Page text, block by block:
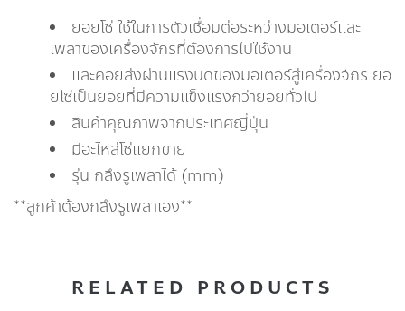
ยอยโซ่ ใช้ในการตัวเชื่อมต่อระหว่างมอเตอร์และ
เพลาของเครื่องจักรที่ต้องการไปใช้งาน
และคอยส่งผ่านแรงบิดของมอเตอร์สู่เครื่องจักร ยอ
ยโซ่เป็นยอยที่มีความแข็งแรงกว่ายอยทั่วไป
สินค้าคุณภาพจากประเทศญี่ปุ่น
มีอะไหล่โซ่แยกขาย
รุ่น กลึงรูเพลาได้ (mm)
**ลูกค้าต้องกลึงรูเพลาเอง**
RELATED PRODUCTS